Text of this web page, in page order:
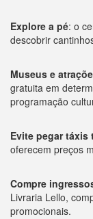
Explore a pé: o
descobrir
Museus e
gratuita em
programação
Evite pegar
oferecem preços
Compre
Livraria Lello,
promocionais.